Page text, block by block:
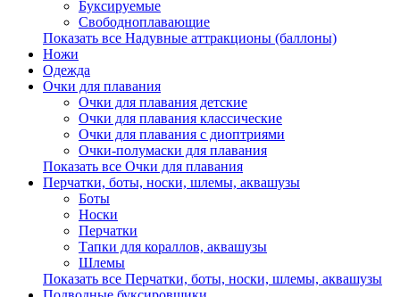
Буксируемые
Свободноплавающие
Показать все Надувные аттракционы (баллоны)
Ножи
Одежда
Очки для плавания
Очки для плавания детские
Очки для плавания классические
Очки для плавания с диоптриями
Очки-полумаски для плавания
Показать все Очки для плавания
Перчатки, боты, носки, шлемы, аквашузы
Боты
Носки
Перчатки
Тапки для кораллов, аквашузы
Шлемы
Показать все Перчатки, боты, носки, шлемы, аквашузы